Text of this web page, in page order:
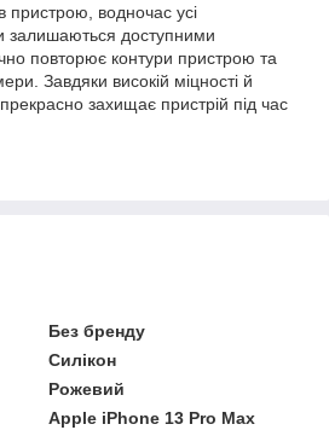
пристрою, водночас усі
залишаються доступними
повторює контури пристрою та
Завдяки високій міцності й
захищає пристрій під час
Без бренду
Силікон
Рожевий
Apple iPhone 13 Pro Max